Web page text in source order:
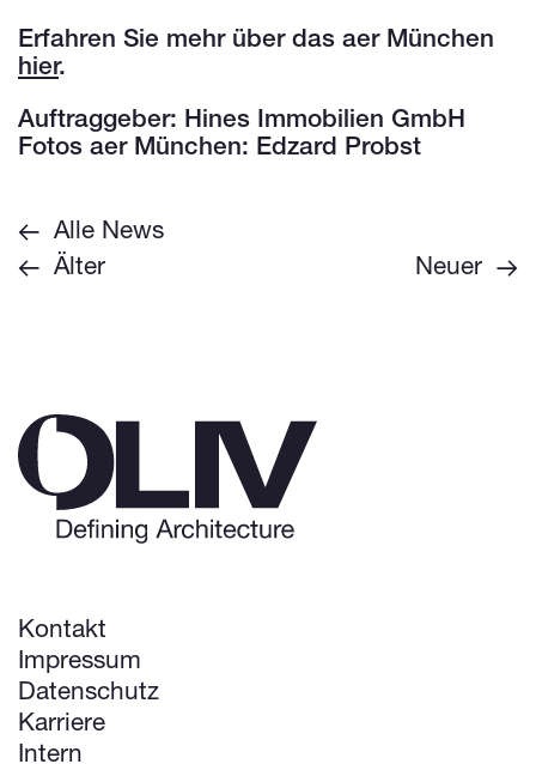
Erfahren Sie mehr über das aer München
hier.
Auftraggeber: Hines Immobilien GmbH
Fotos aer München: Edzard Probst
Alle News
Älter
Neuer
Kontakt
Impressum
Datenschutz
Karriere
Intern